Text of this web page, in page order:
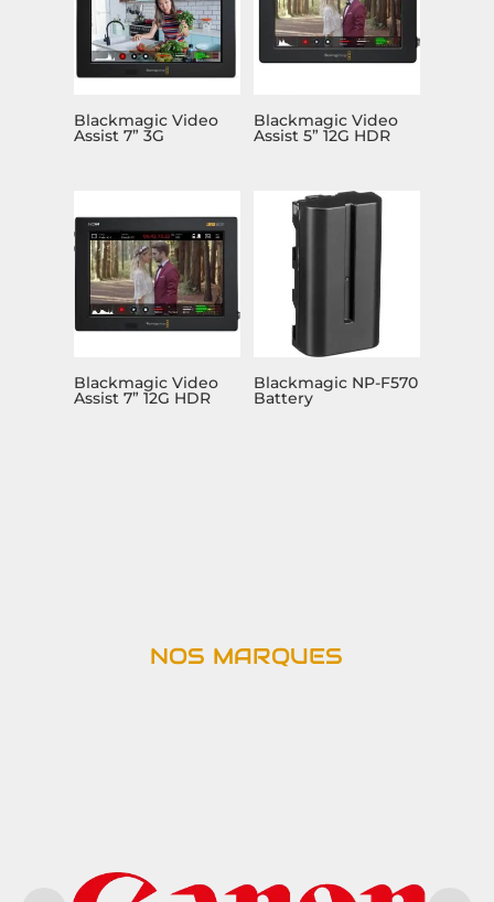
Blackmagic Video
Assist 7” 3G
Blackmagic Video
Assist 5” 12G HDR
Blackmagic Video
Assist 7” 12G HDR
Blackmagic NP-F570
Battery
NOS MARQUES